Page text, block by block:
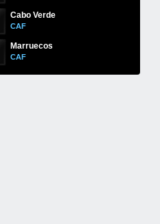
Cabo Verde
CAF
Marruecos
CAF